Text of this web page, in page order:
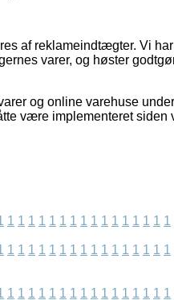
af reklameindtægter. Vi
varer, og høster
og online varehuse
være implementeret siden
1 1 1 1 1 1 1 1 1 1 1 1 1 1 1 1
1 1 1 1 1 1 1 1 1 1 1 1 1 1 1 1
1 1 1 1 1 1 1 1 1 1 1 1 1 1 1 1